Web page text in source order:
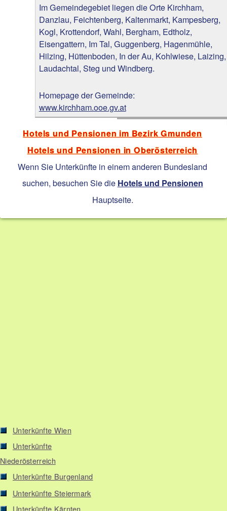
Im Gemeindegebiet liegen die Orte Kirchham,
Danzlau, Feichtenberg, Kaltenmarkt, Kampesberg,
Kogl, Krottendorf, Wahl, Bergham, Edtholz,
Eisengattern, Im Tal, Guggenberg, Hagenmühle,
Hilzing, Hüttenboden, In der Au, Kohlwiese, Laizing,
Laudachtal, Steg und Windberg.
Homepage der Gemeinde:
www.kirchham.ooe.gv.at
Hotels und Pensionen im Bezirk Gmunden
Hotels und Pensionen in Oberösterreich
Wenn Sie Unterkünfte in einem anderen Bundesland
suchen, besuchen Sie die Hotels und Pensionen
Hauptseite.
Unterkünfte Wien
Unterkünfte
Niederösterreich
Unterkünfte Burgenland
Unterkünfte Steiermark
Unterkünfte Kärnten